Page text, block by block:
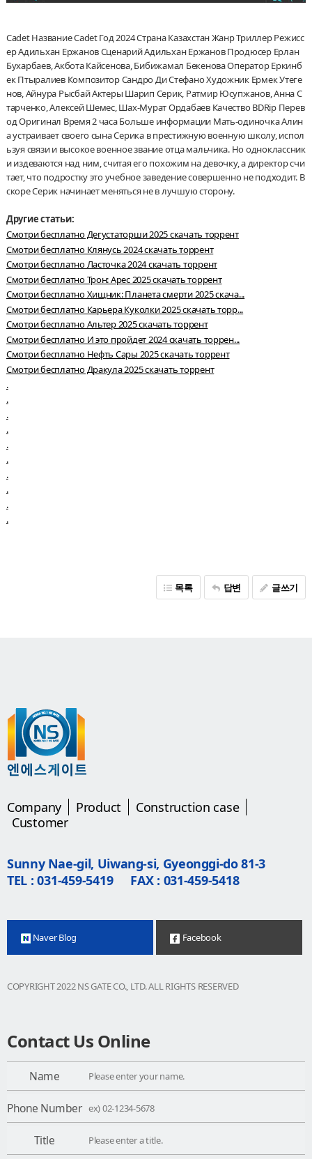
Cadet Название Cadet Год 2024 Страна Казахстан Жанр Триллер Режисс
ер Адильхан Ержанов Сценарий Адильхан Ержанов Продюсер Ерлан
Бухарбаев, Акбота Кайсенова, Бибижамал Бекенова Оператор Еркинб
ек Птыралиев Композитор Сандро Ди Стефано Художник Ермек Утеге
нов, Айнура Рысбай Актеры Шарип Серик, Ратмир Юсупжанов, Анна С
тарченко, Алексей Шемес, Шах-Мурат Ордабаев Качество BDRip Перев
од Оригинал Время 2 часа Больше информации Мать-одиночка Алин
а устраивает своего сына Серика в престижную военную школу, испол
ьзуя связи и высокое военное звание отца мальчика. Но одноклассник
и издеваются над ним, считая его похожим на девочку, а директор счи
тает, что подростку это учебное заведение совершенно не подходит. В
скоре Серик начинает меняться не в лучшую сторону.
Другие статьи:
Смотри бесплатно Дегустаторши 2025 скачать торрент
Смотри бесплатно Клянусь 2024 скачать торрент
Смотри бесплатно Ласточка 2024 скачать торрент
Смотри бесплатно Трон: Арес 2025 скачать торрент
Смотри бесплатно Хищник: Планета смерти 2025 скача...
Смотри бесплатно Карьера Куколки 2025 скачать торр...
Смотри бесплатно Альтер 2025 скачать торрент
Смотри бесплатно И это пройдет 2024 скачать торрен...
Смотри бесплатно Нефть Сары 2025 скачать торрент
Смотри бесплатно Дракула 2025 скачать торрент
.
.
.
.
.
.
.
.
.
.
목록 답변 글쓰기
Company Product
Construction case
Customer
Sunny Nae-gil, Uiwang-si, Gyeonggi-do 81-3
TEL : 031-459-5419
FAX : 031-459-5418
Naver Blog Facebook
COPYRIGHT 2022 NS GATE CO., LTD. ALL RIGHTS RESERVED
Contact Us Online
Name
Phone Number
Title